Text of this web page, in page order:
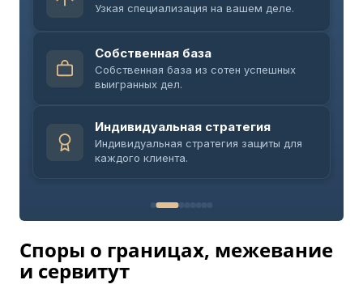
Узкая специализация на вашем деле.
Собственная база
Собственная база из сотен успешных
выигранных дел.
Индивидуальная стратегия
Индивидуальная стратегия защиты для
каждого клиента.
Споры о границах, межевание
и сервитут